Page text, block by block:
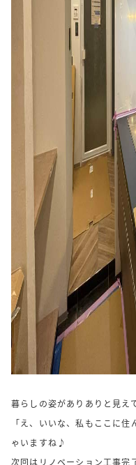
暮らしの姿がありありと見え
「え、いいな、私もここに
ゃいますね♪
次回はリノベーション工事完